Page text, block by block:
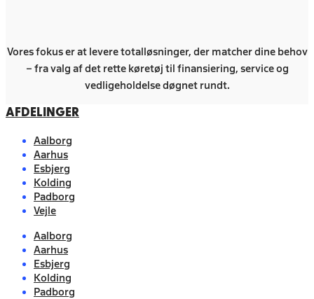
Vores fokus er at levere totalløsninger, der matcher dine behov
– fra valg af det rette køretøj til finansiering, service og
vedligeholdelse døgnet rundt.
AFDELINGER
Aalborg
Aarhus
Esbjerg
Kolding
Padborg
Vejle
Aalborg
Aarhus
Esbjerg
Kolding
Padborg